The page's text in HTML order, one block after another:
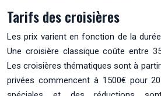
Tarifs des croisières
Les prix varient en fonction de la
Une croisière classique coûte entre
Les croisières thématiques sont à
privées commencent à 1500€ pour